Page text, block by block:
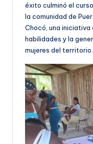
éxito culminó el
la comunidad de
Chocó, una
habilidades y la
mujeres del territorio.